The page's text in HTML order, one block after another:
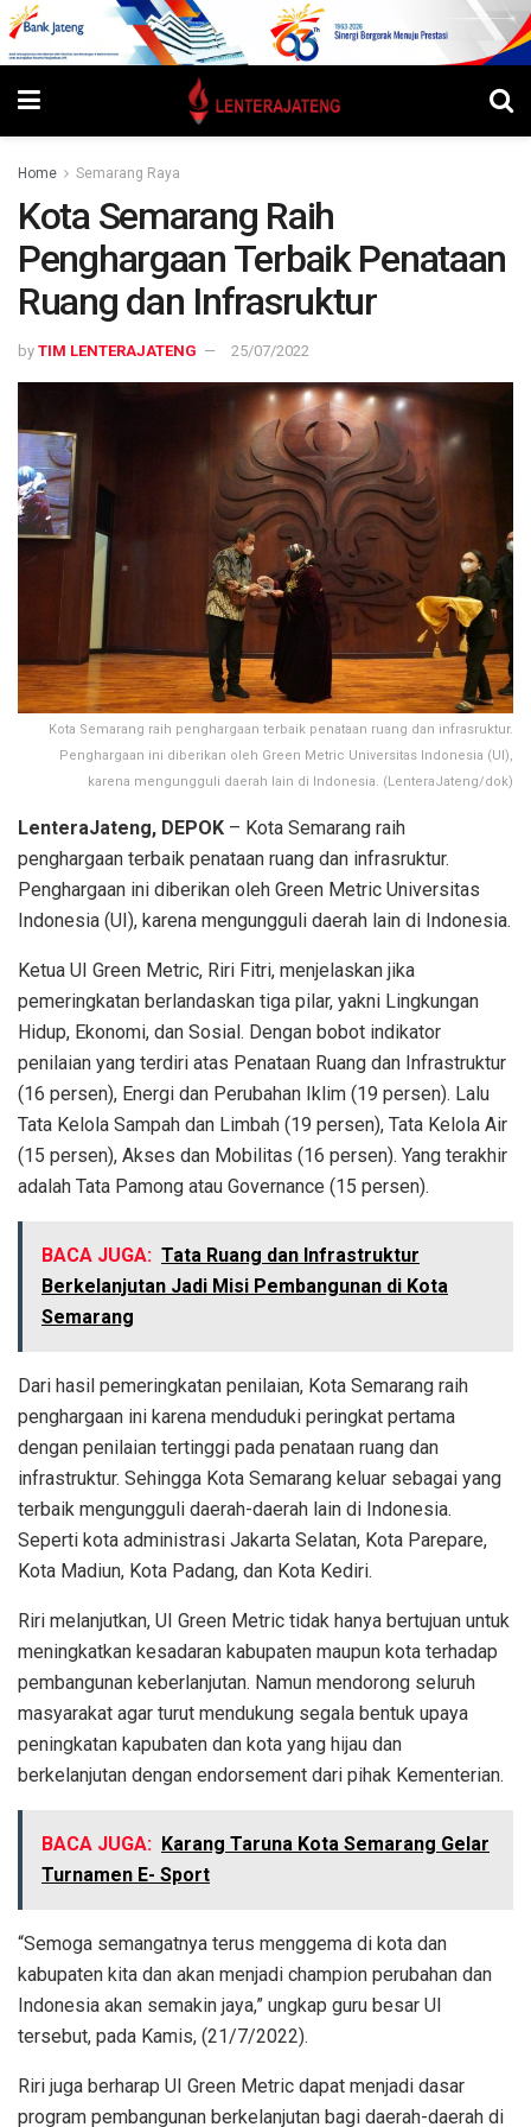
Home Semarang Raya
Kota Semarang Raih
Penghargaan Terbaik Penataan
Ruang dan Infrasruktur
by TIM LENTERAJATENG 25/07/2022
Kota Semarang raih penghargaan terbaik penataan ruang dan infrasruktur.
Penghargaan ini diberikan oleh Green Metric Universitas Indonesia (UI),
karena mengungguli daerah lain di Indonesia. (LenteraJateng/dok)
LenteraJateng, DEPOK – Kota Semarang raih
penghargaan terbaik penataan ruang dan infrasruktur.
Penghargaan ini diberikan oleh Green Metric Universitas
Indonesia (UI), karena mengungguli daerah lain di Indonesia.
Ketua UI Green Metric, Riri Fitri, menjelaskan jika
pemeringkatan berlandaskan tiga pilar, yakni Lingkungan
Hidup, Ekonomi, dan Sosial. Dengan bobot indikator
penilaian yang terdiri atas Penataan Ruang dan Infrastruktur
(16 persen), Energi dan Perubahan Iklim (19 persen). Lalu
Tata Kelola Sampah dan Limbah (19 persen), Tata Kelola Air
(15 persen), Akses dan Mobilitas (16 persen). Yang terakhir
adalah Tata Pamong atau Governance (15 persen).
BACA JUGA: Tata Ruang dan Infrastruktur
Berkelanjutan Jadi Misi Pembangunan di Kota
Semarang
Dari hasil pemeringkatan penilaian, Kota Semarang raih
penghargaan ini karena menduduki peringkat pertama
dengan penilaian tertinggi pada penataan ruang dan
infrastruktur. Sehingga Kota Semarang keluar sebagai yang
terbaik mengungguli daerah-daerah lain di Indonesia.
Seperti kota administrasi Jakarta Selatan, Kota Parepare,
Kota Madiun, Kota Padang, dan Kota Kediri.
Riri melanjutkan, UI Green Metric tidak hanya bertujuan untuk
meningkatkan kesadaran kabupaten maupun kota terhadap
pembangunan keberlanjutan. Namun mendorong seluruh
masyarakat agar turut mendukung segala bentuk upaya
peningkatan kapubaten dan kota yang hijau dan
berkelanjutan dengan endorsement dari pihak Kementerian.
BACA JUGA: Karang Taruna Kota Semarang Gelar
Turnamen E- Sport
“Semoga semangatnya terus menggema di kota dan
kabupaten kita dan akan menjadi champion perubahan dan
Indonesia akan semakin jaya,” ungkap guru besar UI
tersebut, pada Kamis, (21/7/2022).
Riri juga berharap UI Green Metric dapat menjadi dasar
program pembangunan berkelanjutan bagi daerah-daerah di